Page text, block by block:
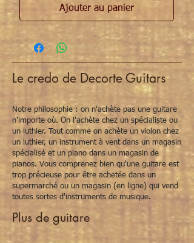
Ajouter au panier
Le credo de Decorte Guitars
Notre philosophie : on n'achète pas une guitare
n'importe où. On l'achète chez un spécialiste ou
un luthier. Tout comme on achète un violon chez
un luthier, un instrument à vent dans un magasin
spécialisé et un piano dans un magasin de
pianos. Vous comprenez bien qu'une guitare est
trop précieuse pour être achetée dans un
supermarché ou un magasin (en ligne) qui vend
toutes sortes d'instruments de musique.
Plus de guitare